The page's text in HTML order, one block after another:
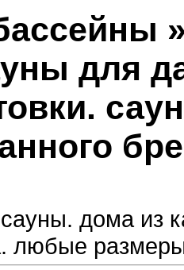
для
дома из
любые